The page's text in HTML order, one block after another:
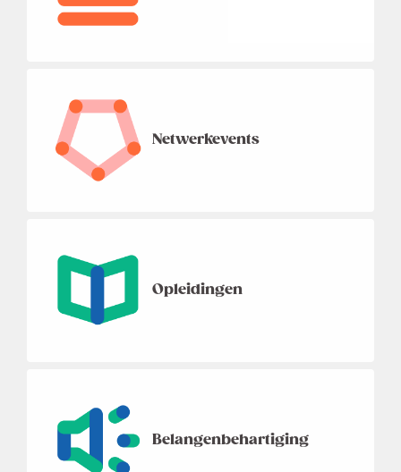
Netwerkevents
Opleidingen
Belangenbehartiging